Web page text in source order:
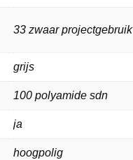
33 zwaar projectgebruik
grijs
100 polyamide sdn
ja
hoogpolig